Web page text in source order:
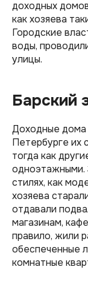
доходных
как хозяева
Городские
воды,
улицы.
Барский
Доходные дома
Петербурге их
тогда как
одноэтажными.
стилях, как
хозяева
отдавали
магазинам,
правило, жили
обеспеченные
комнатные